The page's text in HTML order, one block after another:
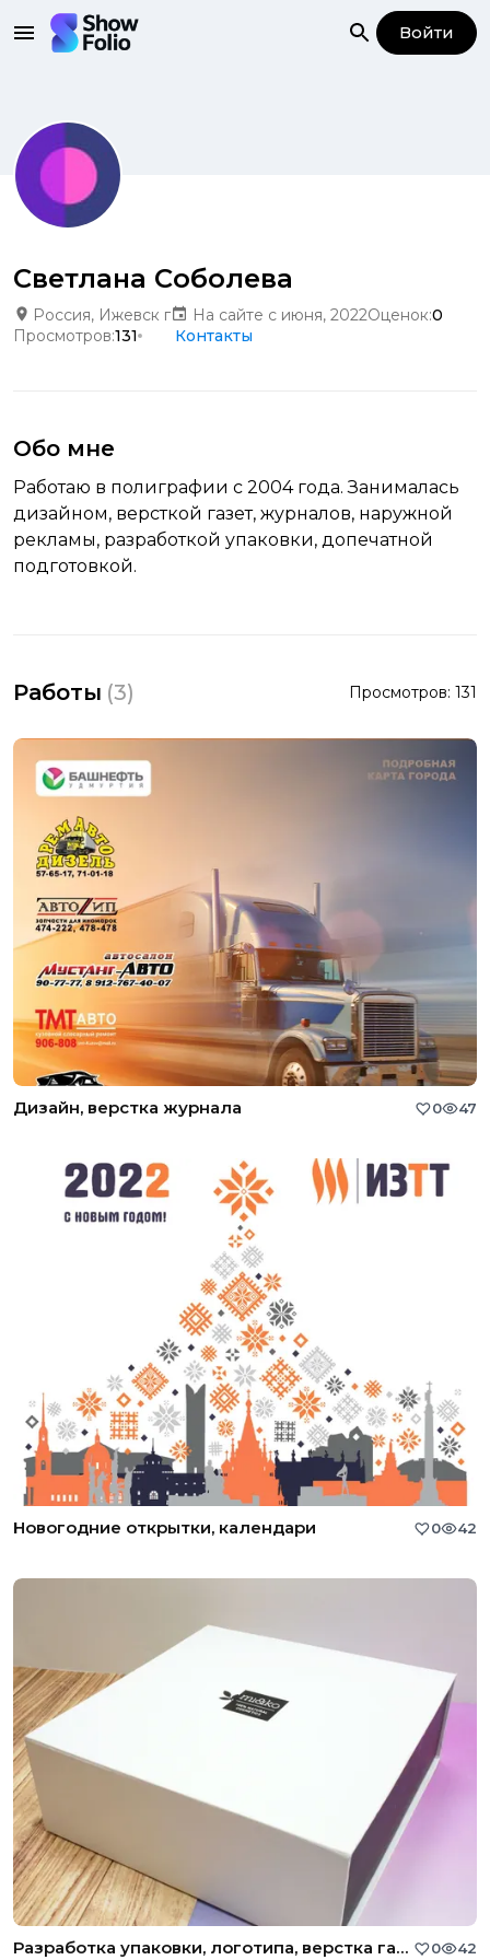
Войти
Светлана Соболева
Россия, Ижевск г На сайте с июня, 2022Оценок:0
Просмотров:131 Контакты
Обо мне
Работаю в полиграфии с 2004 года. Занималась
дизайном, версткой газет, журналов, наружной
рекламы, разработкой упаковки, допечатной
подготовкой.
Работы (3) Просмотров: 131
Дизайн, верстка журнала 0 47
Новогодние открытки, календари 0 42
Разработка упаковки, логотипа, верстка газеты 0 42